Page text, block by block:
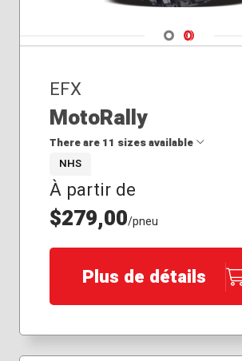
Navigate 1
Navigate 2
EFX
MotoRally
There are 11 sizes available
28x10.00R14
28x10.00R15
30x10.00R14
30x10.00R15
30x10.00R16
32x10.00R14
32x10.00R15
NHS
À partir de
$279,00/pneu
Plus de détails